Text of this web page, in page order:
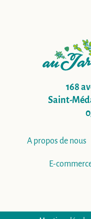
168
Saint-
A propos de nous
E-